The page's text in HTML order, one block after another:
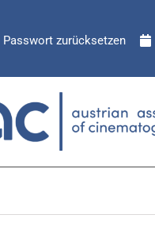
Passwort zurücksetzen